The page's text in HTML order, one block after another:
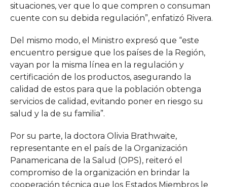
situaciones, ver que lo que compren o consuman
cuente con su debida regulación”, enfatizó Rivera.
Del mismo modo, el Ministro expresó que “este
encuentro persigue que los países de la Región,
vayan por la misma línea en la regulación y
certificación de los productos, asegurando la
calidad de estos para que la población obtenga
servicios de calidad, evitando poner en riesgo su
salud y la de su familia”.
Por su parte, la doctora Olivia Brathwaite,
representante en el país de la Organización
Panamericana de la Salud (OPS), reiteró el
compromiso de la organización en brindar la
cooperación técnica que los Estados Miembros le